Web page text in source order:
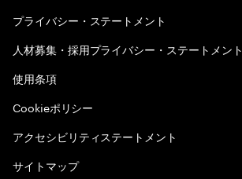
プライバシー・ステートメント
人材募集・採用プライバシー・ステートメント
使用条項
Cookieポリシー
アクセシビリティステートメント
サイトマップ